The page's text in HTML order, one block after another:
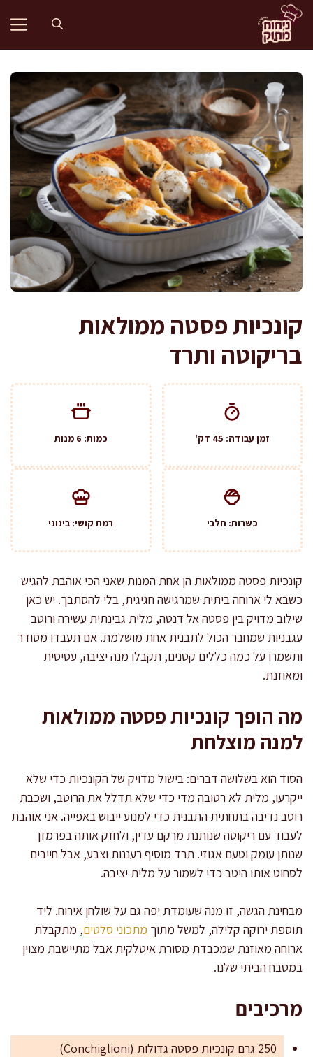
לדלג
לתוכן
קונכיות פסטה ממולאות
בריקוטה ותרד
זמן עבודה: 45 דק' כמות: 6 מנות
כשרות: חלבי רמת קושי: בינוני
קונכיות פסטה ממולאות הן אחת המנות שאני הכי אוהבת להגיש
כשבא לי ארוחה ביתית שמרגישה חגיגית, בלי להסתבך. יש כאן
שילוב מדויק בין פסטה אל דנטה, מלית גבינתית עשירה ורוטב
עגבניות שמחבר הכול לתבנית אחת מושלמת. אם תעבדו מסודר
ותשמרו על כמה כללים קטנים, תקבלו מנה יציבה, עסיסית
ומאוזנת.
מה הופך קונכיות פסטה ממולאות
למנה מוצלחת
הסוד הוא בשלושה דברים: בישול מדויק של הקונכיות כדי שלא
ייקרעו, מלית לא רטובה מדי כדי שלא תדלל את הרוטב, ושכבת
רוטב נדיבה בתחתית התבנית כדי למנוע ייבוש באפייה. אני אוהבת
לעבוד עם ריקוטה שנותנת מרקם עדין, ולחזק אותה בפרמזן
שנותן עומק וטעם אגוזי. תרד מוסיף רעננות וצבע, אבל חייבים
לסחוט אותו היטב כדי לשמור על מלית יציבה.
מבחינת הגשה, זו מנה שעומדת יפה גם על שולחן אירוח. ליד
תוספת ירוקה קלילה, למשל מתוך מתכוני סלטים, מתקבלת
ארוחה מאוזנת שמכבדת מסורת איטלקית אבל מתיישבת מצוין
במטבח הביתי שלנו.
מרכיבים
250 גרם קונכיות פסטה גדולות (Conchiglioni)